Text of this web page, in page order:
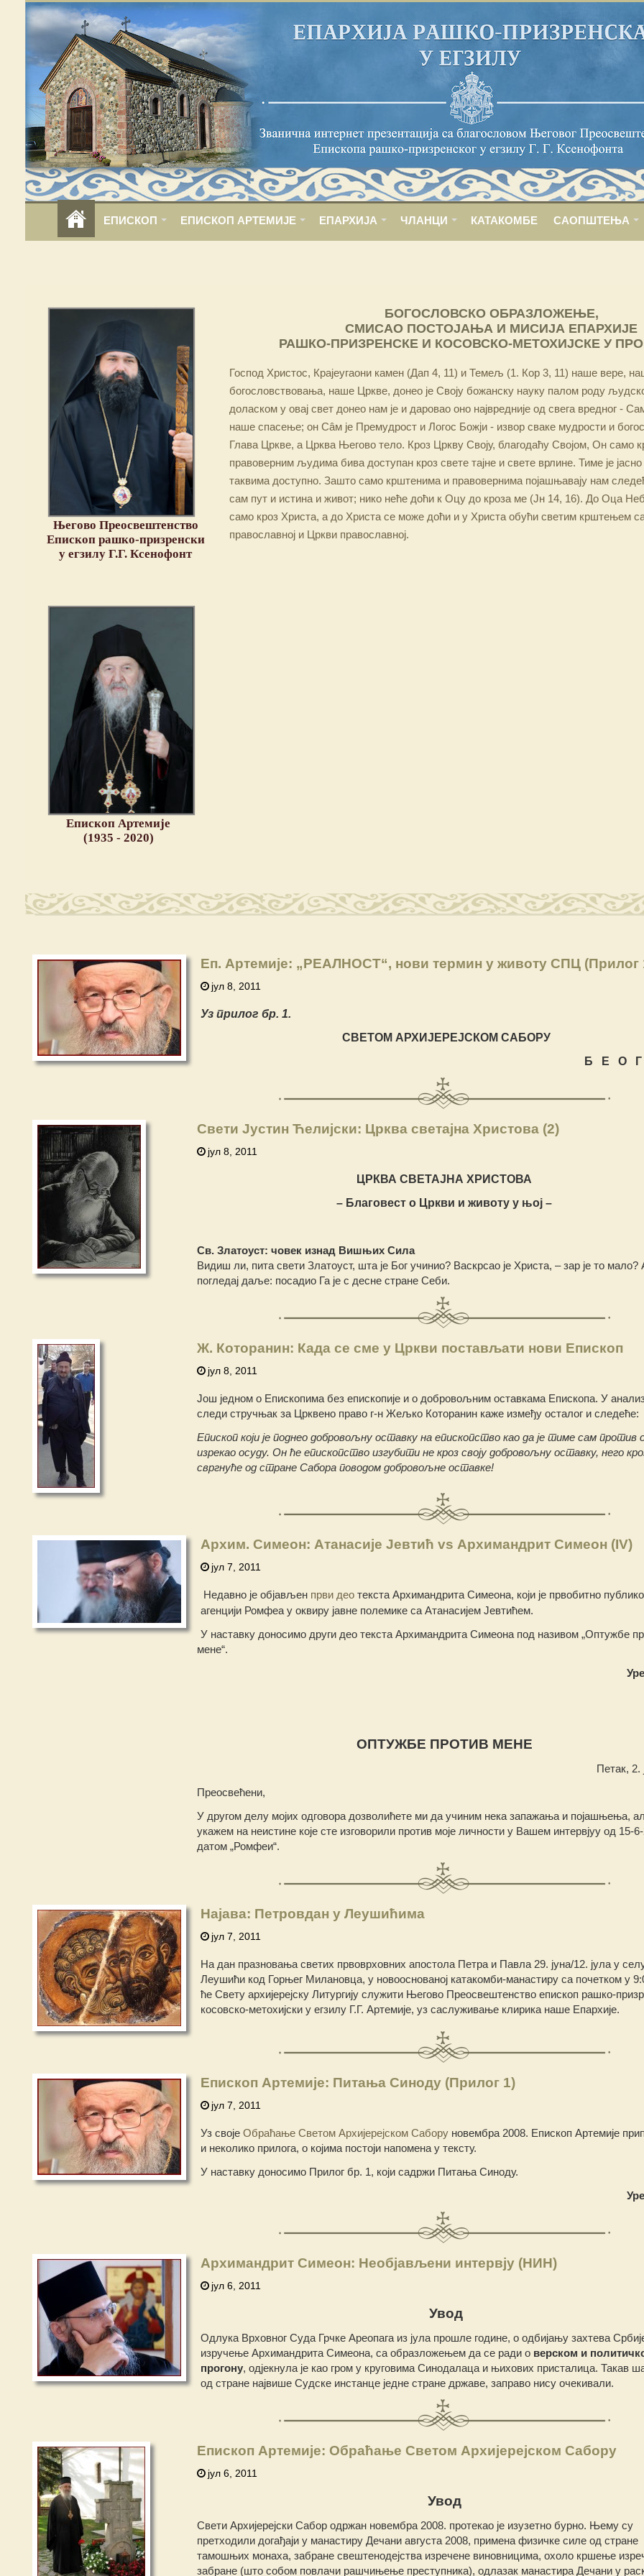
ЕПИСКОП ЕПИСКОП АРТЕМИЈЕ ЕПАРХИЈА ЧЛАНЦИ КАТАКОМБЕ САОПШТЕЊА
Његово Преосвештенство
Епископ рашко-призренски
у егзилу Г.Г. Ксенофонт
БОГОСЛОВСКО ОБРАЗЛОЖЕЊЕ,
СМИСАО ПОСТОЈАЊА И МИСИЈА ЕПАРХИЈЕ
РАШКО-ПРИЗРЕНСКЕ И КОСОВСКО-МЕТОХИЈСКЕ У
Господ Христос, Крајеугаони камен (Дап 4, 11) и Темељ (1. Кор 3, 11) наше вере,
богословствовања, наше Цркве, донео је Своју божанску науку палом роду
доласком у овај свет донео нам је и даровао оно највредније од свега вредног -
наше спасење; он Сâм је Премудрост и Логос Божји - извор сваке мудрости и
Глава Цркве, а Црква Његово тело. Кроз Цркву Своју, благодаћу Својом, Он само
правоверним људима бива доступан кроз свете тајне и свете врлине. Тиме је
таквима доступно. Зашто само крштенима и правовернима појашњавају нам
сам пут и истина и живот; нико неће доћи к Оцу до кроза ме (Јн 14, 16). До Оца
само кроз Христа, а до Христа се може доћи и у Христа обући светим крштењем
православној и Цркви православној.
Епископ Артемије
(1935 - 2020)
Еп. Артемије: „РЕАЛНОСТ“, нови термин у животу СПЦ (Прилог
јул 8, 2011
Уз прилог бр. 1.
СВЕТОМ АРХИЈЕРЕЈСКОМ САБОРУ
Б Е О
Свети Јустин Ћелијски: Црква светајна Христова (2)
јул 8, 2011
ЦРКВА СВЕТАЈНА ХРИСТОВА
– Благовест о Цркви и животу у њој –
Св. Златоуст: човек изнад Вишњих Сила
Видиш ли, пита свети Златоуст, шта је Бог учинио? Васкрсао је Христа, – зар је то мало?
погледај даље: посадио Га је с десне стране Себи.
Ж. Которанин: Када се сме у Цркви постављати нови Епископ
јул 8, 2011
Још једном о Епископима без епископије и о добровољним оставкама Епископа. У
следи стручњак за Црквено право г-н Жељко Которанин каже између осталог и следеће:
Епископ који је поднео добровољну оставку на епископство као да је тиме сам против
изрекао осуду. Он ће епископство изгубити не кроз своју добровољну оставку, него
свргнуће од стране Сабора поводом добровољне оставке!
Архим. Симеон: Атанасије Јевтић vs Архимандрит Симеон (IV)
јул 7, 2011
Недавно је објављен први деотекста Архимандрита Симеона, који је првобитно
агенцији Ромфеа у оквиру јавне полемике са Атанасијем Јевтићем.
У наставку доносимо други део текста Архимандрита Симеона под називом „Оптужбе
мене“.
ОПТУЖБЕ ПРОТИВ МЕНЕ
Петак, 2.
Преосвећени,
У другом делу мојих одговора дозволићете ми да учиним нека запажања и појашњења,
укажем на неистине које сте изговорили против моје личности у Вашем интервјуу од 15-
датом „Ромфеи“.
Најава: Петровдан у Леушићима
јул 7, 2011
На дан празновања светих првоврховних апостола Петра и Павла 29. јуна/12. јула у
Леушићи код Горњег Милановца, у новооснованој катакомби-манастиру са почетком у
ће Свету архијереjску Литургију служити Његово Преосвештенство епископ рашко-
косовско-метохијски у егзилу Г.Г. Артемије, уз саслуживање клирика наше Епархије.
Епископ Артемије: Питања Синоду (Прилог 1)
јул 7, 2011
Уз своје Обраћање Светом Архијерејском Саборуновембра 2008. Епископ Артемије
и неколико прилога, о којима постоји напомена у тексту.
У наставку доносимо Прилог бр. 1, који садржи Питања Синоду.
Архимандрит Симеон: Необјављени интервју (НИН)
јул 6, 2011
Увод
Одлука Врховног Суда Грчке Ареопага из јула прошле године, о одбијању захтева
изручење Архимандрита Симеона, са образложењем да се ради о верском и
прогону, одјекнула је као гром у круговима Синодалаца и њихових присталица. Такав
од стране највише Судске инстанце једне стране државе, заправо нису очекивали.
Епископ Артемије: Обраћање Светом Архијерејском Сабору
јул 6, 2011
Увод
Свети Архијерејски Сабор одржан новембра 2008. протекао је изузетно бурно. Њему су
претходили догађаји у манастиру Дечани августа 2008, примена физичке силе од стране
тамошњих монаха, забране свештенодејства изречене виновницима, охоло кршење
забране (што собом повлачи рашчињење преступника), одлазак манастира Дечани у